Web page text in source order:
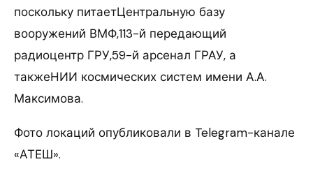
поскольку питаетЦентральную базу
вооружений ВМФ,113-й передающий
радиоцентр ГРУ,59-й арсенал ГРАУ, а
такжеНИИ космических систем имени А.А.
Максимова.
Фото локаций опубликовали в Telegram-канале
«АТЕШ».